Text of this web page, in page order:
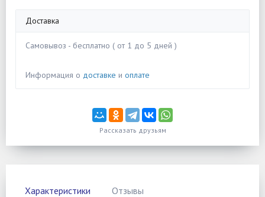
Доставка
Самовывоз - бесплатно ( от 1 до 5 дней )
Информация о доставке и оплате
Рассказать друзьям
Характеристики Отзывы